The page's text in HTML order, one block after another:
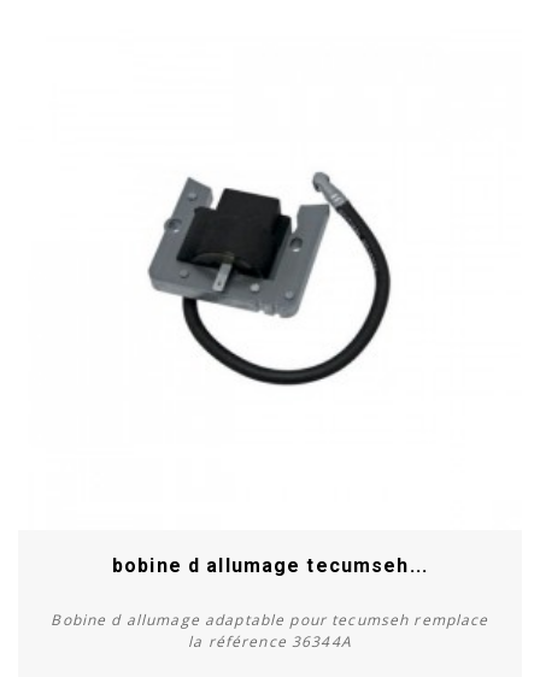
bobine d allumage tecumseh...
Bobine d allumage adaptable pour tecumseh remplace
la référence 36344A